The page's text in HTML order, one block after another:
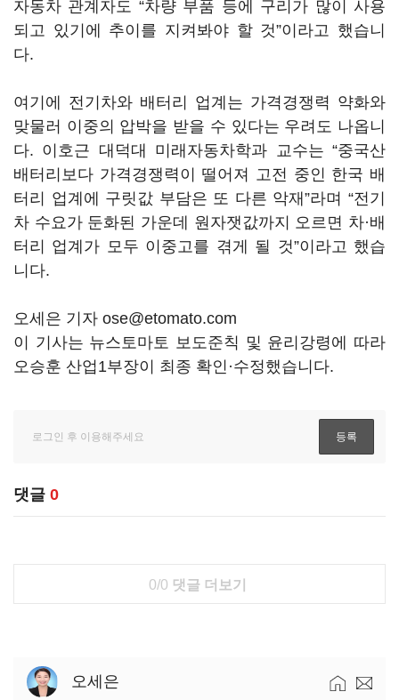
자동차 관계자도 “차량 부품 등에 구리가 많이 사용
되고 있기에 추이를 지켜봐야 할 것”이라고 했습니
다.
여기에 전기차와 배터리 업계는 가격경쟁력 약화와
맞물러 이중의 압박을 받을 수 있다는 우려도 나옵니
다. 이호근 대덕대 미래자동차학과 교수는 “중국산
배터리보다 가격경쟁력이 떨어져 고전 중인 한국 배
터리 업계에 구릿값 부담은 또 다른 악재”라며 “전기
차 수요가 둔화된 가운데 원자잿값까지 오르면 차·배
터리 업계가 모두 이중고를 겪게 될 것”이라고 했습
니다.
오세은 기자 ose@etomato.com
이 기사는 뉴스토마토 보도준칙 및 윤리강령에 따라
오승훈 산업1부장이 최종 확인·수정했습니다.
댓글 0
0/0 댓글 더보기
오세은